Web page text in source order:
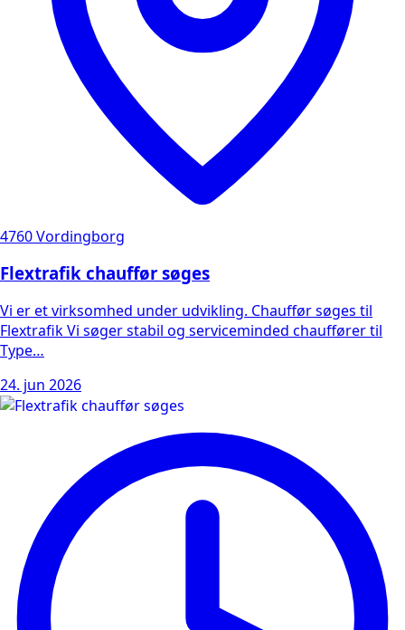
4760 Vordingborg
Flextrafik chauffør søges
Vi er et virksomhed under udvikling. Chauffør søges til
Flextrafik Vi søger stabil og serviceminded chauffører til
Type…
24. jun 2026